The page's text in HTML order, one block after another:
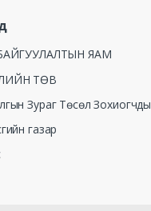
ЯАМ
ТӨВ
Зураг Төсөл
газар